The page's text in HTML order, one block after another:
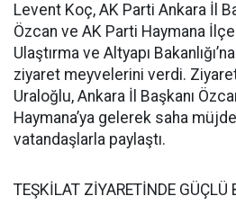
Levent Koç, AK Parti Ankara İl
Özcan ve AK Parti Haymana İlçe
Ulaştırma ve Altyapı
ziyaret meyvelerini verdi.
Uraloğlu, Ankara İl Başkanı
Haymana’ya gelerek saha
vatandaşlarla paylaştı.
TEŞKİLAT ZİYARETİNDE GÜÇLÜ